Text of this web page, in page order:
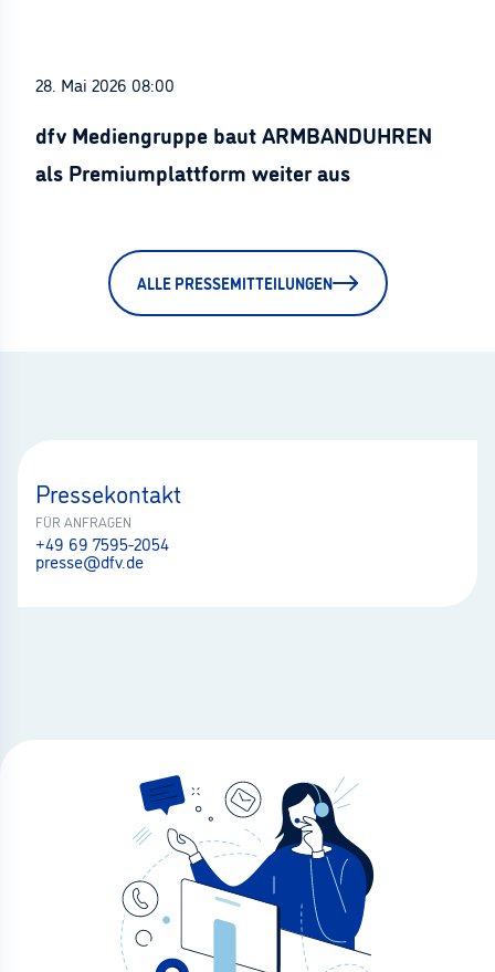
28. Mai 2026 08:00
dfv Mediengruppe baut ARMBANDUHREN
als Premiumplattform weiter aus
ALLE PRESSEMITTEILUNGEN
Pressekontakt
FÜR ANFRAGEN
+49 69 7595-2054
presse@dfv.de